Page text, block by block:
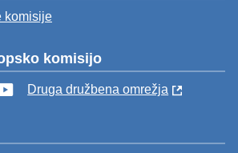
komisije
komisijo
YouTube
Druga družbena omrežja